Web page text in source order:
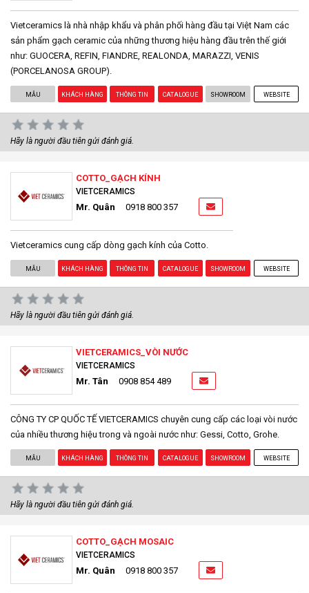
Vietceramics là nhà nhập khẩu và phân phối hàng đầu tại Việt Nam các
sản phẩm gạch ceramic của những thương hiệu hàng đầu trên thế giới
như: GUOCERA, REFIN, FIANDRE, REALONDA, MARAZZI, VENIS
(PORCELANOSA GROUP).
MẪU KHÁCH HÀNG THÔNG TIN CATALOGUE SHOWROOM WEBSITE
Hãy là người đầu tiên gửi đánh giá.
COTTO_GẠCH KÍNH
VIETCERAMICS
Mr. Quân 0918 800 357
Vietceramics cung cấp dòng gạch kính của Cotto.
MẪU KHÁCH HÀNG THÔNG TIN CATALOGUE SHOWROOM WEBSITE
Hãy là người đầu tiên gửi đánh giá.
VIETCERAMICS_VÒI NƯỚC
VIETCERAMICS
Mr. Tân 0908 854 489
CÔNG TY CP QUỐC TẾ VIETCERAMICS chuyên cung cấp các loại vòi nước
của nhiều thương hiệu trong và ngoài nước như: Gessi, Cotto, Grohe.
MẪU KHÁCH HÀNG THÔNG TIN CATALOGUE SHOWROOM WEBSITE
Hãy là người đầu tiên gửi đánh giá.
COTTO_GẠCH MOSAIC
VIETCERAMICS
Mr. Quân 0918 800 357